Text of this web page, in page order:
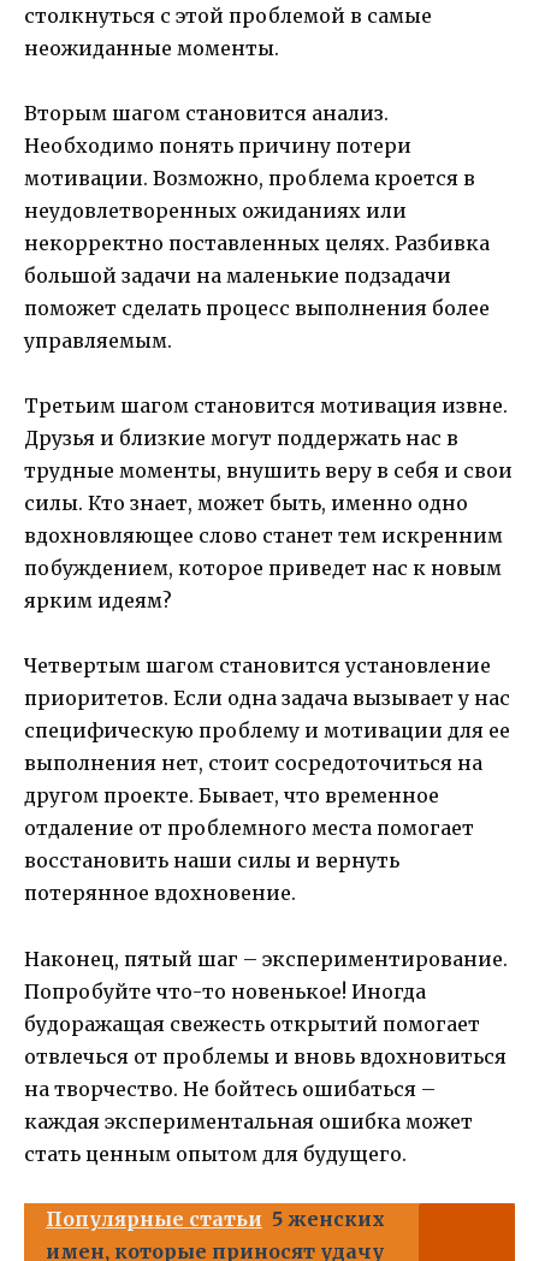
столкнуться с этой проблемой в самые
неожиданные моменты.
Вторым шагом становится анализ.
Необходимо понять причину потери
мотивации. Возможно, проблема кроется в
неудовлетворенных ожиданиях или
некорректно поставленных целях. Разбивка
большой задачи на маленькие подзадачи
поможет сделать процесс выполнения более
управляемым.
Третьим шагом становится мотивация извне.
Друзья и близкие могут поддержать нас в
трудные моменты, внушить веру в себя и свои
силы. Кто знает, может быть, именно одно
вдохновляющее слово станет тем искренним
побуждением, которое приведет нас к новым
ярким идеям?
Четвертым шагом становится установление
приоритетов. Если одна задача вызывает у нас
специфическую проблему и мотивации для ее
выполнения нет, стоит сосредоточиться на
другом проекте. Бывает, что временное
отдаление от проблемного места помогает
восстановить наши силы и вернуть
потерянное вдохновение.
Наконец, пятый шаг – экспериментирование.
Попробуйте что-то новенькое! Иногда
будоражащая свежесть открытий помогает
отвлечься от проблемы и вновь вдохновиться
на творчество. Не бойтесь ошибаться –
каждая экспериментальная ошибка может
стать ценным опытом для будущего.
Популярные статьи 5 женских
имен, которые приносят удачу